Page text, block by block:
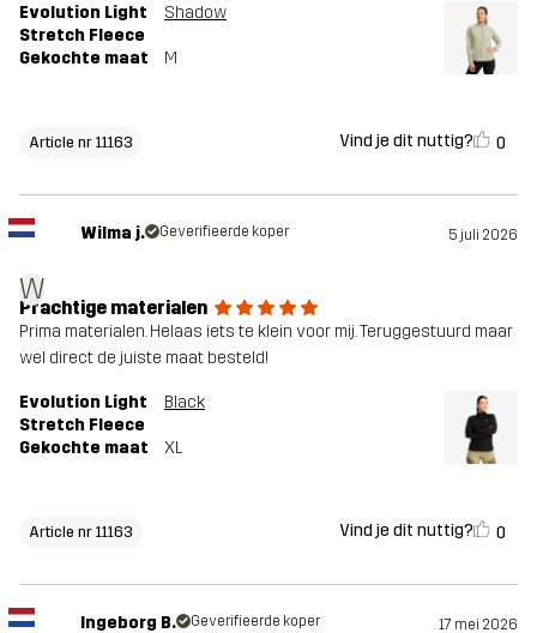
Evolution Light
Stretch Fleece
Shadow
Gekochte maat M
Article nr 11163 Vind je dit nuttig? 0
W
Wilma j. Geverifieerde koper 5 juli 2026
Prachtige materialen
Prima materialen. Helaas iets te klein voor mij. Teruggestuurd maar
wel direct de juiste maat besteld!
Evolution Light
Stretch Fleece
Black
Gekochte maat XL
Article nr 11163 Vind je dit nuttig? 0
Ingeborg B. Geverifieerde koper 17 mei 2026